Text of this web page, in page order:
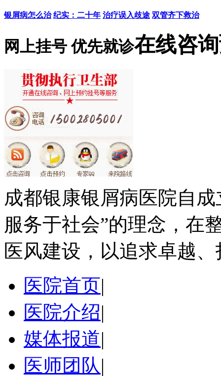
银屑病怎么治 纪实：二十年 治疗误入歧途 双管齐下救治
网上挂号 优先就诊在线咨
成都银康银屑病医院自
服务于社会”的理念，在
医风建设，以追求卓越
医院首页|
医院介绍|
媒体报道|
医师团队|